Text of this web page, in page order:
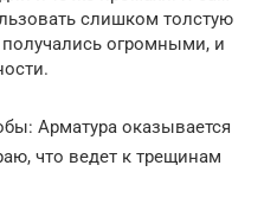
слишком толстую
получались огромными, и
Арматура оказывается
что ведет к трещинам